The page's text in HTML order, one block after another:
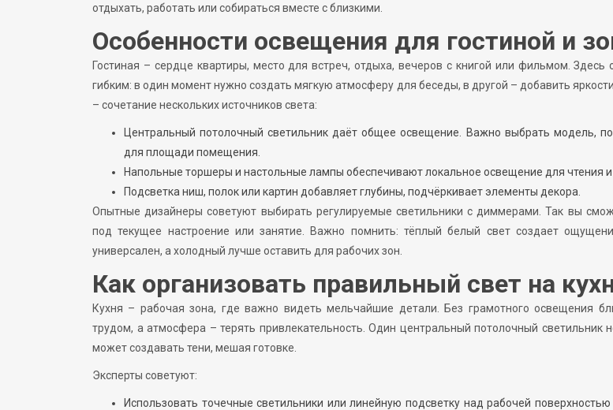
отдыхать, работать или собираться вместе с близкими.
Особенности освещения для гостиной и
Гостиная – сердце квартиры, место для встреч, отдыха, вечеров с книгой или фильмом.
гибким: в один момент нужно создать мягкую атмосферу для беседы, в другой – добавить
– сочетание нескольких источников света:
Центральный потолочный светильник даёт общее освещение. Важно выбрать модель,
для площади помещения.
Напольные торшеры и настольные лампы обеспечивают локальное освещение для чтения и
Подсветка ниш, полок или картин добавляет глубины, подчёркивает элементы декора.
Опытные дизайнеры советуют выбирать регулируемые светильники с диммерами. Так вы
под текущее настроение или занятие. Важно помнить: тёплый белый свет создает
универсален, а холодный лучше оставить для рабочих зон.
Как организовать правильный свет на
Кухня – рабочая зона, где важно видеть мельчайшие детали. Без грамотного освещения
трудом, а атмосфера – терять привлекательность. Один центральный потолочный светильник
может создавать тени, мешая готовке.
Эксперты советуют:
Использовать точечные светильники или линейную подсветку над рабочей